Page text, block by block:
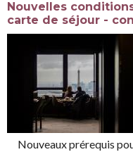
Nouvelles
carte de séjour -
Nouveaux prérequis pour les visas et titres de séjour des